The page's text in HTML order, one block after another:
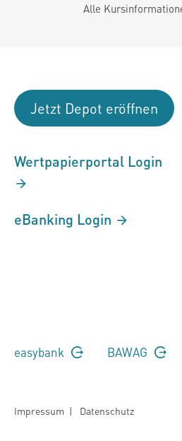
Alle
Jetzt Depot eröffnen
Wertpapierportal Login
eBanking Login
easybank BAWAG
Impressum | Datenschutz